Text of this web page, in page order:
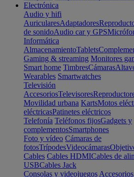
Electrónica
Audio y hifi
AuricularesAdaptadores
de sonidoAudio car y GPS
Informática
AlmacenamientoTablets
Gaming & streaming Monitores
Smart home TimbresCámaras
Wearables Smartwatches
Televisión
AccesoriosTelevisores
Movilidad urbana KartsMotos
eléctricasPatinetes eléctricos
Telefonía Teléfonos fijosGadgets y
complementosSmartphones
Foto y vídeo Cámaras de
fotosTrípodesVideocámaras
Cables Cables HDMICables de
USBCables Jack
Consolas y videojuegos Accesorios